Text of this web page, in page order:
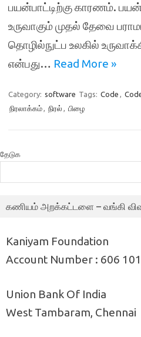
பயன்பாட்டிற்கு காரணம்.
உருவாகும் முதல் தேவை
தொழில்நுட்ப உலகில்
என்பது… Read More »
Category: software Tags: Code ,
நிரலாக்கம், நிரல் , பிழை
தேடுக
கணியம் அறக்கட்டளை – வங்கி
Kaniyam Foundation
Account Number : 606
Union Bank Of India
West Tambaram, Chennai